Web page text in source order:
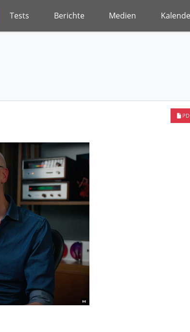
Tests Berichte Medien